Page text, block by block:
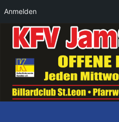
Anmelden